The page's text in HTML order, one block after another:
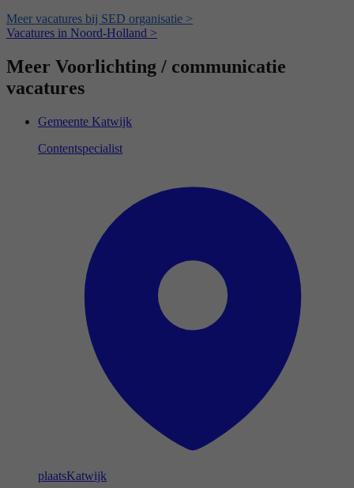
Meer vacatures bij SED organisatie >
Vacatures in Noord-Holland >
Meer Voorlichting / communicatie
vacatures
Gemeente Katwijk
Contentspecialist
plaatsKatwijk